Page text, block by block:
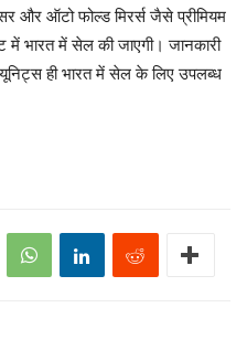
और ऑटो फोल्ड मिरर्स जैसे प्रीमियम
में भारत में सेल की जाएगी। जानकारी
ही भारत में सेल के लिए उपलब्ध